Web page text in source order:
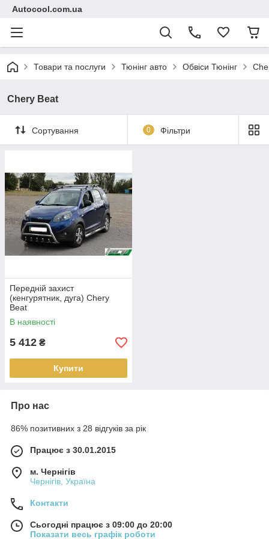
Autocool.com.ua
Товари та послуги Тюнінг авто Обвіси Тюнінг
Chery Beat
Сортування 0 Фільтри
Передній захист
(кенгурятник, дуга) Chery
Beat
В наявності
5 412 ₴
Купити
Про нас
86% позитивних з 28 відгуків за рік
Працює з 30.01.2015
м. Чернігів
Чернігів, Україна
Контакти
Сьогодні працює з 09:00 до 20:00
Показати весь графік роботи